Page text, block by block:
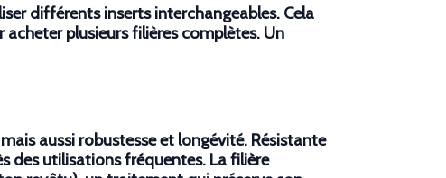
différents inserts interchangeables. Cela
plusieurs filières complètes. Un
aussi robustesse et longévité. Résistante
des utilisations fréquentes. La filière